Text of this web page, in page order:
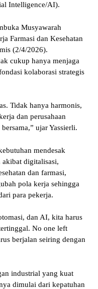
Intelligence/AI).
Musyawarah
Farmasi dan Kesehatan
(2/4/2026).
cukup hanya menjaga
kolaborasi strategis
Tidak hanya harmonis,
dan perusahaan
ujar Yassierli.
mendesak
akibat digitalisasi,
dan farmasi,
pola kerja sehingga
para pekerja.
dan AI, kita harus
No one left
berjalan seiring dengan
industrial yang kuat
dimulai dari kepatuhan